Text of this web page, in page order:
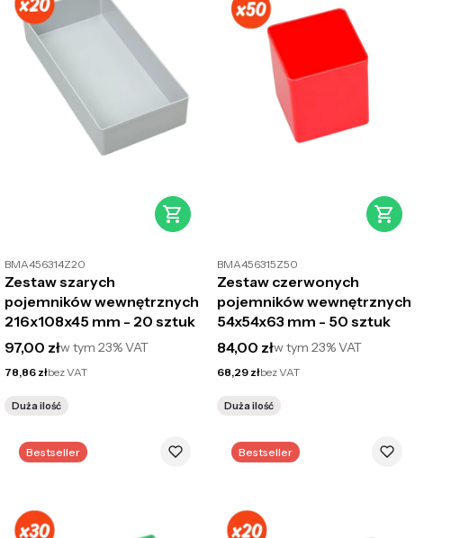
BMA456314Z20
Zestaw szarych
pojemników wewnętrznych
216x108x45 mm - 20 sztuk
Cena brutto
97,00 złw tym23%VAT
Cena netto
78,86 złbez VAT
Duża ilość
BMA456315Z50
Zestaw czerwonych
pojemników wewnętrznych
54x54x63 mm - 50 sztuk
Cena brutto
84,00 złw tym 23%VAT
Cena netto
68,29 złbez VAT
Duża ilość
Bestseller Bestseller